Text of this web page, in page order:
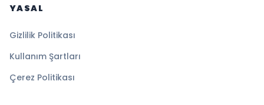
YASAL
Gizlilik Politikası
Kullanım Şartları
Çerez Politikası